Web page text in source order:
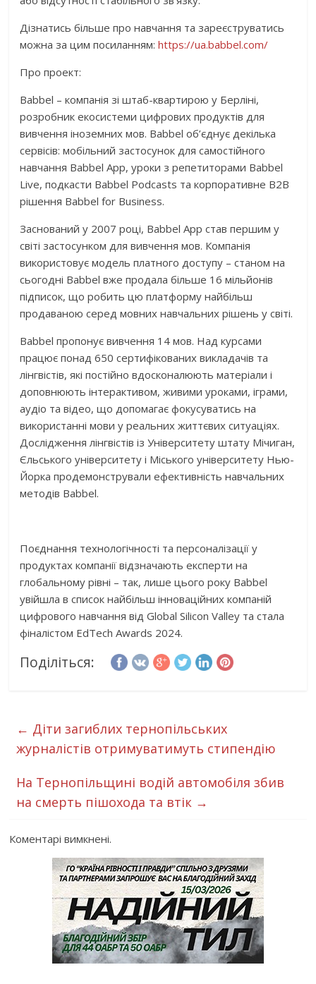
Дізнатись більше про навчання та зареєструватись
можна за цим посиланням:https://ua.babbel.com/
Про проект:
Babbel – компанія зі штаб-квартирою у Берліні,
розробник екосистеми цифрових продуктів для
вивчення іноземних мов. Babbel об’єднує декілька
сервісів: мобільний застосунок для самостійного
навчання Babbel App, уроки з репетиторами Babbel
Live, подкасти Babbel Podcasts та корпоративне В2В
рішення Babbel for Business.
Заснований у 2007 році, Babbel App став першим у
світі застосунком для вивчення мов. Компанія
використовує модель платного доступу – станом на
сьогодні Babbel вже продала більше 16 мільйонів
підписок, що робить цю платформу найбільш
продаваною серед мовних навчальних рішень у світі.
Babbel пропонує вивчення 14 мов. Над курсами
працює понад 650 сертифікованих викладачів та
лінгвістів, які постійно вдосконалюють матеріали і
доповнюють інтерактивом, живими уроками, іграми,
аудіо та відео, що допомагає фокусуватись на
використанні мови у реальних життєвих ситуаціях.
Дослідження лінгвістів із Університету штату Мічиган,
Єльського університету і Міського університету Нью-
Йорка продемонстрували ефективність навчальних
методів Babbel.
Поєднання технологічності та персоналізації у
продуктах компанії відзначають експерти на
глобальному рівні – так, лише цього року Babbel
увійшла в список найбільш інноваційних компаній
цифрового навчання від Global Silicon Valley та стала
фіналістом EdTech Awards 2024.
Поділіться:
← Діти загиблих тернопільських
журналістів отримуватимуть стипендію
На Тернопільщині водій автомобіля збив
на смерть пішохода та втік →
Коментарі вимкнені.